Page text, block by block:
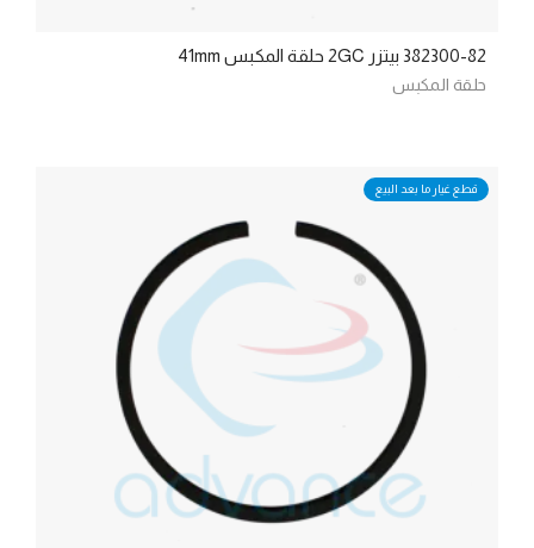
382300-82 بيتزر 2GC حلقة المكبس 41mm
حلقة المكبس
قطع غيار ما بعد البيع